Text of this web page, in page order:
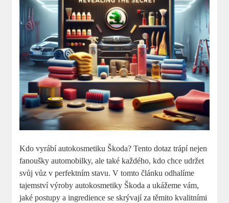
Kdo ‍vyrábí​ autokosmetiku Škoda? Tento dotaz trápí nejen
fanoušky automobilky, ale také každého, kdo chce udržet
svůj vůz v⁤ perfektním stavu. V tomto⁣ článku⁤ odhalíme
‍tajemství výroby ‍autokosmetiky Škoda a‌ ukážeme vám,
⁢jaké postupy a ingredience se skrývají⁣ za těmito kvalitními⁢